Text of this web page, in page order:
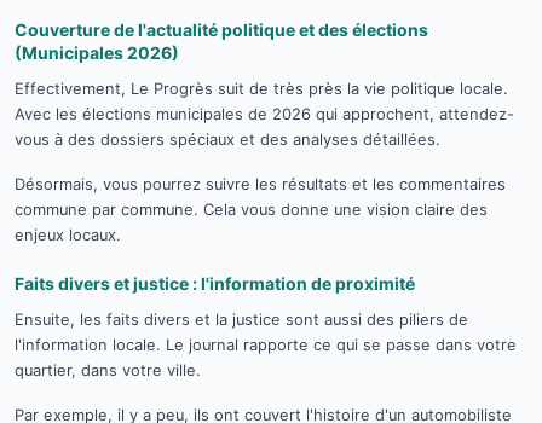
Couverture de l'actualité politique et des élections
(Municipales 2026)
Effectivement, Le Progrès suit de très près la vie politique locale.
Avec les élections municipales de 2026 qui approchent, attendez-
vous à des dossiers spéciaux et des analyses détaillées.
Désormais, vous pourrez suivre les résultats et les commentaires
commune par commune. Cela vous donne une vision claire des
enjeux locaux.
Faits divers et justice : l'information de proximité
Ensuite, les faits divers et la justice sont aussi des piliers de
l'information locale. Le journal rapporte ce qui se passe dans votre
quartier, dans votre ville.
Par exemple, il y a peu, ils ont couvert l'histoire d'un automobiliste